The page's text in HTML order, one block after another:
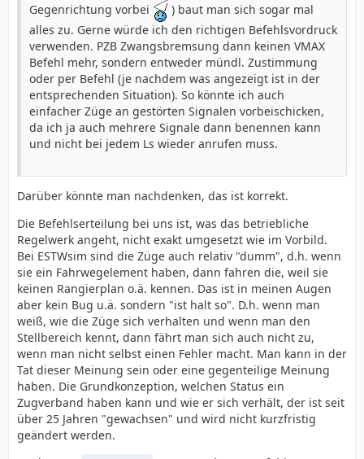
Gegenrichtung vorbei
) baut man sich sogar mal
alles zu. Gerne würde ich den richtigen Befehlsvordruck
verwenden. PZB Zwangsbremsung dann keinen VMAX
Befehl mehr, sondern entweder mündl. Zustimmung
oder per Befehl (je nachdem was angezeigt ist in der
entsprechenden Situation). So könnte ich auch
einfacher Züge an gestörten Signalen vorbeischicken,
da ich ja auch mehrere Signale dann benennen kann
und nicht bei jedem Ls wieder anrufen muss.
Darüber könnte man nachdenken, das ist korrekt.
Die Befehlserteilung bei uns ist, was das betriebliche
Regelwerk angeht, nicht exakt umgesetzt wie im Vorbild.
Bei ESTWsim sind die Züge auch relativ "dumm", d.h. wenn
sie ein Fahrwegelement haben, dann fahren die, weil sie
keinen Rangierplan o.ä. kennen. Das ist in meinen Augen
aber kein Bug u.ä. sondern "ist halt so". D.h. wenn man
weiß, wie die Züge sich verhalten und wenn man den
Stellbereich kennt, dann fährt man sich auch nicht zu,
wenn man nicht selbst einen Fehler macht. Man kann in der
Tat dieser Meinung sein oder eine gegenteilige Meinung
haben. Die Grundkonzeption, welchen Status ein
Zugverband haben kann und wie er sich verhält, der ist seit
über 25 Jahren "gewachsen" und wird nicht kurzfristig
geändert werden.